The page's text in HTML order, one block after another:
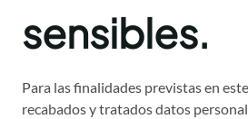
sensibles.
Para las finalidades previstas en
recabados y tratados datos